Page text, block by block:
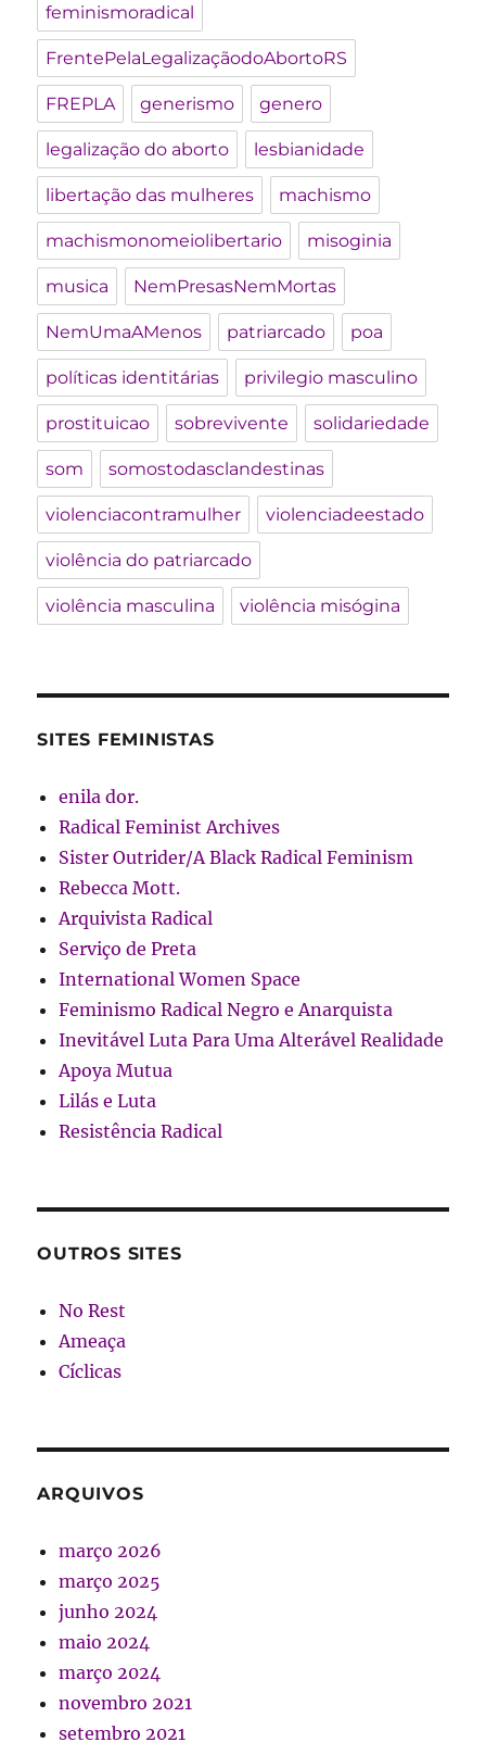
feminismoradical
FrentePelaLegalizaçãodoAbortoRS
FREPLA generismo genero
legalização do aborto lesbianidade
libertação das mulheres machismo
machismonomeiolibertario misoginia
musica NemPresasNemMortas
NemUmaAMenos patriarcado poa
políticas identitárias privilegio masculino
prostituicao sobrevivente solidariedade
som somostodasclandestinas
violenciacontramulher violenciadeestado
violência do patriarcado
violência masculina violência misógina
SITES FEMINISTAS
enila dor.
Radical Feminist Archives
Sister Outrider/A Black Radical Feminism
Rebecca Mott.
Arquivista Radical
Serviço de Preta
International Women Space
Feminismo Radical Negro e Anarquista
Inevitável Luta Para Uma Alterável Realidade
Apoya Mutua
Lilás e Luta
Resistência Radical
OUTROS SITES
No Rest
Ameaça
Cíclicas
ARQUIVOS
março 2026
março 2025
junho 2024
maio 2024
março 2024
novembro 2021
setembro 2021